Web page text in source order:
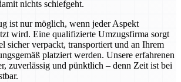
nichts schiefgeht.
ist nur möglich, wenn jeder Aspekt
wird. Eine qualifizierte Umzugsfirma sorgt
sicher verpackt, transportiert und an Ihrem
platziert werden. Unsere erfahrenen
zuverlässig und pünktlich – denn Zeit ist bei